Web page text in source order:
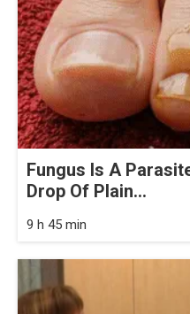
Fungus Is A
Drop Of Plain...
9 h 45 min